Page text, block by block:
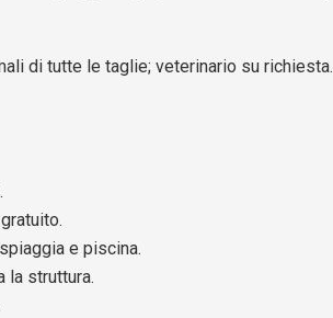
di tutte le taglie; veterinario su richiesta.
e piscina.
la struttura.